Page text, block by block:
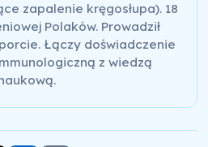
zapalenie kręgosłupa). 18
Polaków. Prowadził
Łączy doświadczenie
z wiedzą